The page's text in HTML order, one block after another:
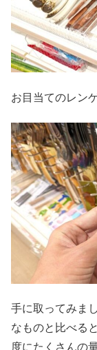
お目当てのレン
手に取ってみま
なものと比べる
度にたくさんの